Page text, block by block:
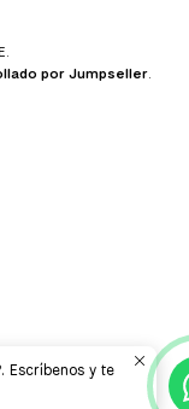
por Jumpseller.
Escríbenos y te